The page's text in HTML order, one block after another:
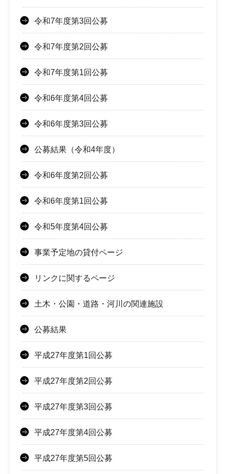
令和7年度第3回公募
令和7年度第2回公募
令和7年度第1回公募
令和6年度第4回公募
令和6年度第3回公募
公募結果（令和4年度）
令和6年度第2回公募
令和6年度第1回公募
令和5年度第4回公募
事業予定地の貸付ページ
リンクに関するページ
土木・公園・道路・河川の関連施設
公募結果
平成27年度第1回公募
平成27年度第2回公募
平成27年度第3回公募
平成27年度第4回公募
平成27年度第5回公募